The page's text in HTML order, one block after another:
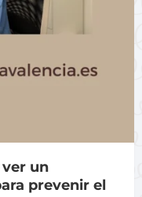
un
prevenir el